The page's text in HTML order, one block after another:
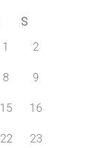
S
1
2
8 9
15 16
22 23